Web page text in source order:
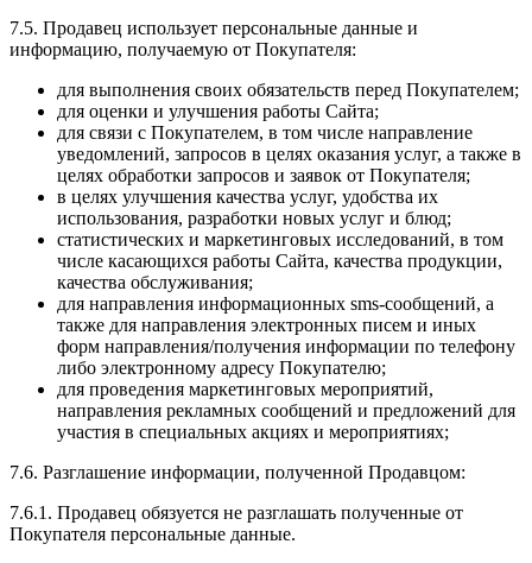
7.5. Продавец использует персональные данные и
информацию, получаемую от Покупателя:
для выполнения своих обязательств перед Покупателем;
для оценки и улучшения работы Сайта;
для связи с Покупателем, в том числе направление
уведомлений, запросов в целях оказания услуг, а также в
целях обработки запросов и заявок от Покупателя;
в целях улучшения качества услуг, удобства их
использования, разработки новых услуг и блюд;
статистических и маркетинговых исследований, в том
числе касающихся работы Сайта, качества продукции,
качества обслуживания;
для направления информационных sms-сообщений, а
также для направления электронных писем и иных
форм направления/получения информации по телефону
либо электронному адресу Покупателю;
для проведения маркетинговых мероприятий,
направления рекламных сообщений и предложений для
участия в специальных акциях и мероприятиях;
7.6. Разглашение информации, полученной Продавцом:
7.6.1. Продавец обязуется не разглашать полученные от
Покупателя персональные данные.